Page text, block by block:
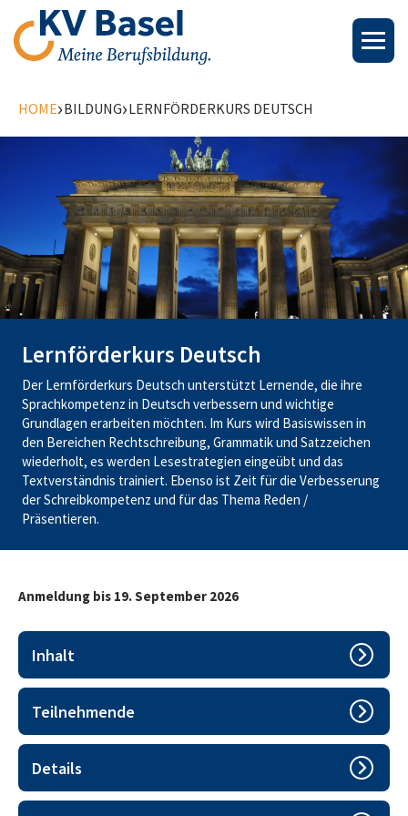
HOME›BILDUNG›LERNFÖRDERKURS DEUTSCH
Lernförderkurs Deutsch
Der Lernförderkurs Deutsch unterstützt Lernende, die ihre
Sprachkompetenz in Deutsch verbessern und wichtige
Grundlagen erarbeiten möchten. Im Kurs wird Basiswissen in
den Bereichen Rechtschreibung, Grammatik und Satzzeichen
wiederholt, es werden Lesestrategien eingeübt und das
Textverständnis trainiert. Ebenso ist Zeit für die Verbesserung
der Schreibkompetenz und für das Thema Reden /
Präsentieren.
Anmeldung bis 19. September 2026
Inhalt
Ziel ist die Verbesserung der sprachlichen Fertigkeiten,
welche in den Handlungskompetenzen EBA und EFZ
benötigt werden. Der Lernförderkurs Deutsch ist ein Kurs
mit fixen Lerninhalten, die für alle Teilnehmenden identisch
sind.
Lesen/Textverständnis, Wortschatz und Stilistik,
Teilnehmende
Lernende, die nach BiVo23 ihre Ausbildung gestartet haben,
können am Lernförderkurs Deutsch teilnehmen.
Semester.
Details
Der Kurs startet nach den Herbstferien